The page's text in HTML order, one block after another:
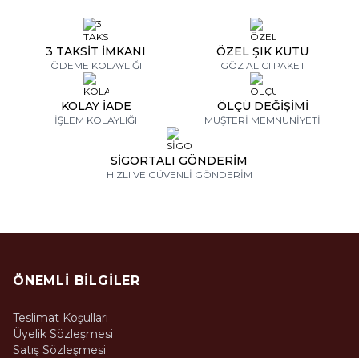
3 TAKSİT İMKANI
ÖDEME KOLAYLIĞI
ÖZEL ŞIK KUTU
GÖZ ALICI PAKET
KOLAY İADE
İŞLEM KOLAYLIĞI
ÖLÇÜ DEĞİŞİMİ
MÜŞTERİ MEMNUNİYETİ
SİGORTALI GÖNDERİM
HIZLI VE GÜVENLİ GÖNDERİM
ÖNEMLI BILGILER
Teslimat Koşulları
Üyelik Sözleşmesi
Satış Sözleşmesi